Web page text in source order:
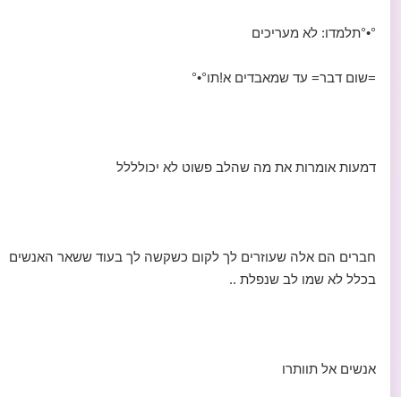
°•°תלמדו: לא מעריכים
=שום דבר= עד שמאבדים א!תו°•°
דמעות אומרות את מה שהלב פשוט לא יכולללל
חברים הם אלה שעוזרים לך לקום כשקשה לך בעוד ששאר האנשים
בכלל לא שמו לב שנפלת ..
אנשים אל תוותרו